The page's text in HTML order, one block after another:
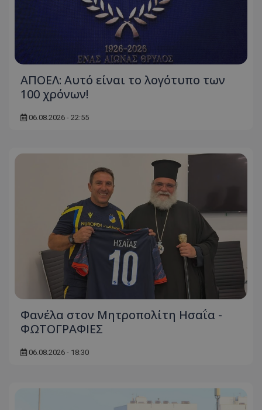
ΑΠΟΕΛ: Αυτό είναι το λογότυπο των
100 χρόνων!
06.08.2026 - 22:55
Φανέλα στον Μητροπολίτη Ησαΐα -
ΦΩΤΟΓΡΑΦΙΕΣ
06.08.2026 - 18:30